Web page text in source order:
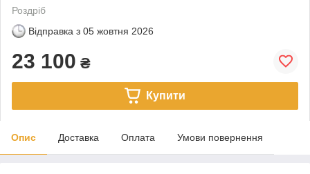
Роздріб
Відправка з 05 жовтня 2026
23 100 ₴
Купити
Опис Доставка Оплата Умови повернення